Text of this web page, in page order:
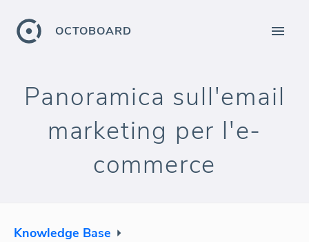
OCTOBOARD
Panoramica sull'email
marketing per l'e-
commerce
Knowledge Base